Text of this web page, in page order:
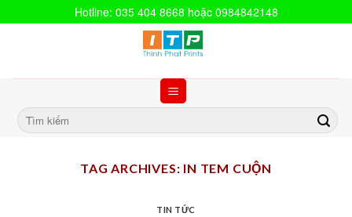
Hotline: 035 404 8668 hoặc 0984842148
TAG ARCHIVES: IN TEM CUỘN
TIN TỨC